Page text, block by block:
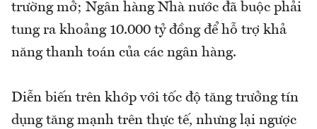
trường mở; Ngân hàng Nhà nước đã buộc phải
tung ra khoảng 10.000 tỷ đồng để hỗ trợ khả
năng thanh toán của các ngân hàng.
Diễn biến trên khớp với tốc độ tăng trưởng tín
dụng tăng mạnh trên thực tế, nhưng lại ngược